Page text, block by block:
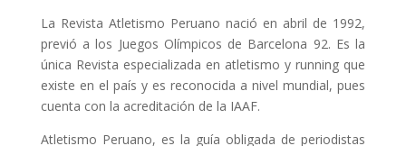
La Revista Atletismo Peruano nació en abril de 1992,
previó a los Juegos Olímpicos de Barcelona 92. Es la
única Revista especializada en atletismo y running que
existe en el país y es reconocida a nivel mundial, pues
cuenta con la acreditación de la IAAF.
Atletismo Peruano, es la guía obligada de periodistas